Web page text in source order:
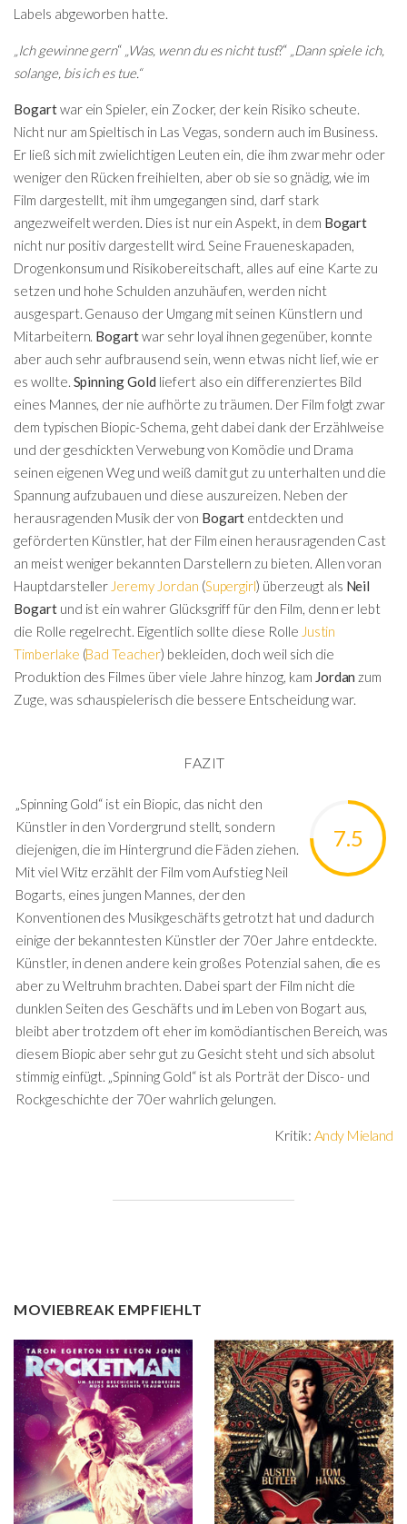
Labels abgeworben hatte.
„Ich gewinne gern“ „Was, wenn du es nicht tust?“ „Dann spiele ich,
solange, bis ich es tue.“
Bogartwar ein Spieler, ein Zocker, der kein Risiko scheute.
Nicht nur am Spieltisch in Las Vegas, sondern auch im Business.
Er ließ sich mit zwielichtigen Leuten ein, die ihm zwar mehr oder
weniger den Rücken freihielten, aber ob sie so gnädig, wie im
Film dargestellt, mit ihm umgegangen sind, darf stark
angezweifelt werden. Dies ist nur ein Aspekt, in dem Bogart
nicht nur positiv dargestellt wird. Seine Fraueneskapaden,
Drogenkonsum und Risikobereitschaft, alles auf eine Karte zu
setzen und hohe Schulden anzuhäufen, werden nicht
ausgespart. Genauso der Umgang mit seinen Künstlern und
Mitarbeitern. Bogartwar sehr loyal ihnen gegenüber, konnte
aber auch sehr aufbrausend sein, wenn etwas nicht lief, wie er
es wollte. Spinning Gold liefert also ein differenziertes Bild
eines Mannes, der nie aufhörte zu träumen. Der Film folgt zwar
dem typischen Biopic-Schema, geht dabei dank der Erzählweise
und der geschickten Verwebung von Komödie und Drama
seinen eigenen Weg und weiß damit gut zu unterhalten und die
Spannung aufzubauen und diese auszureizen. Neben der
herausragenden Musik der von Bogart entdeckten und
geförderten Künstler, hat der Film einen herausragenden Cast
an meist weniger bekannten Darstellern zu bieten. Allen voran
Hauptdarsteller Jeremy Jordan (Supergirl) überzeugt als Neil
Bogartund ist ein wahrer Glücksgriff für den Film, denn er lebt
die Rolle regelrecht. Eigentlich sollte diese Rolle Justin
Timberlake (Bad Teacher) bekleiden, doch weil sich die
Produktion des Filmes über viele Jahre hinzog, kam Jordan zum
Zuge, was schauspielerisch die bessere Entscheidung war.
FAZIT
7.5
„Spinning Gold“ ist ein Biopic, das nicht den
Künstler in den Vordergrund stellt, sondern
diejenigen, die im Hintergrund die Fäden ziehen.
Mit viel Witz erzählt der Film vom Aufstieg Neil
Bogarts, eines jungen Mannes, der den
Konventionen des Musikgeschäfts getrotzt hat und dadurch
einige der bekanntesten Künstler der 70er Jahre entdeckte.
Künstler, in denen andere kein großes Potenzial sahen, die es
aber zu Weltruhm brachten. Dabei spart der Film nicht die
dunklen Seiten des Geschäfts und im Leben von Bogart aus,
bleibt aber trotzdem oft eher im komödiantischen Bereich, was
diesem Biopic aber sehr gut zu Gesicht steht und sich absolut
stimmig einfügt. „Spinning Gold“ ist als Porträt der Disco- und
Rockgeschichte der 70er wahrlich gelungen.
Kritik: Andy Mieland
MOVIEBREAK EMPFIEHLT